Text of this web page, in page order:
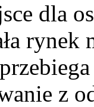
dla
z